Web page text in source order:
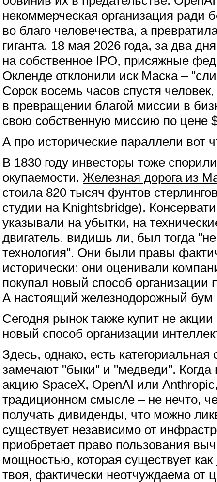
некоммерческая организация ради
во благо человечества, а
гиганта. 18 мая 2026 года, за два
на собственное IPO, присяжные
Окленде отклонили иск Маска –
Сорок восемь часов спустя
в превращении благой миссии в
свою собственную миссию по цене
А про исторические параллели вот
В 1830 году инвесторы тоже
окупаемости. Железная дорога из
стоила 820 тысяч фунтов
студии на Knightsbridge).
указывали на убытки, на
двигатель, видишь ли, был тогда
технология". Они были правы
исторически: они оценивали
покупал новый способ организации
А настоящий железнодорожный бум
Сегодня рынок также купит не
новый способ организации
Здесь, однако, есть
замечают "быки" и "медведи". Когда
акцию SpaceX, OpenAI или
традиционном смысле – не нечто,
получать дивиденды, что можно
существует независимо от
приобретает право пользования
мощностью, которая существует как
твоя, фактически неотчуждаема от